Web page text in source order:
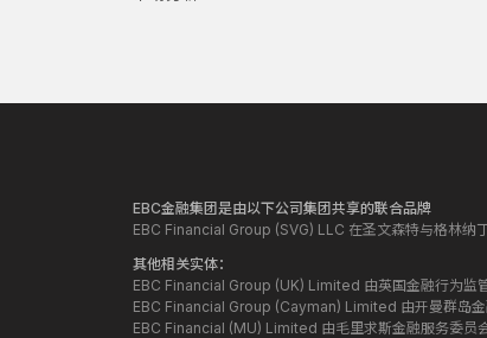
EBC金融集团是由以下公司集团共享的联合品牌
EBC Financial Group (SVG) LLC 在圣文森特与格林纳
其他相关实体：
EBC Financial Group (UK) Limited 由英国金融行为监
EBC Financial Group (Cayman) Limited 由开曼群岛
EBC Financial (MU) Limited 由毛里求斯金融服务委